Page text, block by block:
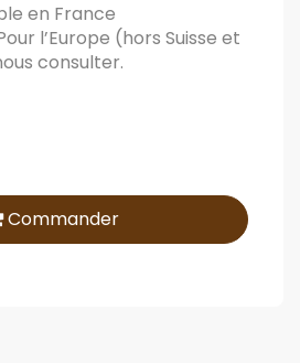
en France
l’Europe (hors Suisse et
consulter.
Commander